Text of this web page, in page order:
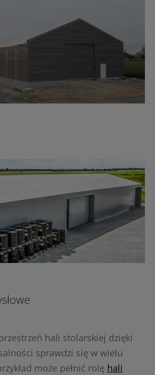
hali stolarskiej dzięki
sprawdzi się w wielu
może pełnić rolę hali